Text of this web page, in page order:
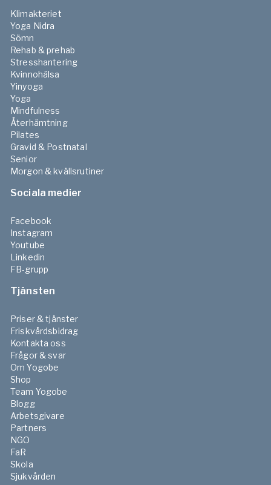
Klimakteriet
Yoga Nidra
Sömn
Rehab & prehab
Stresshantering
Kvinnohälsa
Yinyoga
Yoga
Mindfulness
Återhämtning
Pilates
Gravid & Postnatal
Senior
Morgon & kvällsrutiner
Sociala medier
Facebook
Instagram
Youtube
Linkedin
FB-grupp
Tjänsten
Priser & tjänster
Friskvårdsbidrag
Kontakta oss
Frågor & svar
Om Yogobe
Shop
Team Yogobe
Blogg
Arbetsgivare
Partners
NGO
FaR
Skola
Sjukvården